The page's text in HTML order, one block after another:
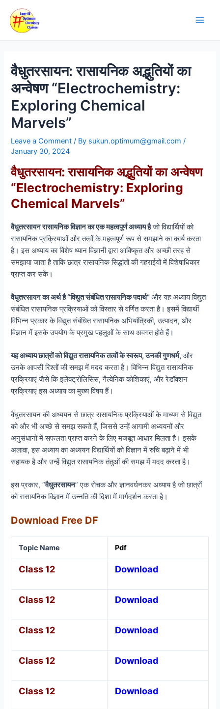
content
वैधुतरसायन: रासायनिक अद्भुतियों का
अन्वेषण “Electrochemistry:
Exploring Chemical
Marvels”
Leave a Comment / By sukun.optimum@gmail.com/
January 30, 2024
वैधुतरसायन: रासायनिक अद्भुतियों का अन्वेषण
“Electrochemistry: Exploring
Chemical Marvels”
वैधुतरसायन रासायनिक विज्ञान का एक महत्वपूर्ण अध्याय हैजो विद्यार्थियों को
रासायनिक प्रक्रियाओं और तत्वों के महत्वपूर्ण रूप से समझाने का कार्य करता
है। इस अध्याय का विशेष ध्यान विज्ञानी द्वारा आविष्कृत और अच्छी तरह से
समझाया जाता है ताकि छात्र रासायनिक सिद्धांतों की गहराईयों में विशेषाधिकार
प्राप्त कर सकें।
वैधुतरसायन का अर्थ है “विद्युत संबंधित रासायनिक पदार्थ” और यह अध्याय विद्युत
संबंधित रासायनिक प्रक्रियाओं को विस्तार से वर्णित करता है। इसमें विद्यार्थी
विभिन्न प्रकार के विद्युत संबंधित रासायनिक अभियांत्रिकी, उत्पादन, और
विज्ञान में इसके उपयोग के प्रमुख पहलुओं के साथ अवगत होते हैं।
यह अध्याय छात्रों को विद्युत रासायनिक तत्वों के स्वरूप, उनकी गुणधर्म, और
उनके आपसी रिश्तों की समझ में मदद करता है। विभिन्न विद्युत रासायनिक
प्रक्रियाएं जैसे कि इलेक्ट्रोलिसिस, गैल्वेनिक कोशिकाएं, और रेडॉक्शन
प्रक्रियाएं इस अध्याय का मुख्य विषय हैं।
वैधुतरसायन की अध्ययन से छात्र रासायनिक प्रक्रियाओं के माध्यम से विद्युत
को और भी अच्छे से समझ सकते हैं, जिससे उन्हें आगामी अध्ययनों और
अनुसंधानों में सफलता प्राप्त करने के लिए मजबूत आधार मिलता है। इसके
अलावा, इस अध्याय का अध्ययन विद्यार्थियों को विज्ञान में रुचि बढ़ाने में भी
सहायक है और उन्हें विद्युत रासायनिक तंतुओं की समझ में मदद करता है।
इस प्रकार, “वैधुतरसायन” एक रोचक और ज्ञानवर्धनकर अध्याय है जो छात्रों
को रासायनिक विज्ञान में उन्नति की दिशा में मार्गदर्शन करता है।
Download Free DF
Topic Name Pdf
Class 12 Download
Class 12 Download
Class 12 Download
Class 12 Download
Class 12 Download
navigation